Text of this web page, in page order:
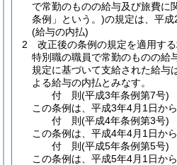
で常勤のものの給与及び旅費に
条例」という。)の規定は、平成
(給与の内払)
2
改正後の条例の規定を適用す
特別職の職員で常勤のものの給
規定に基づいて支給された給与
よる給与の内払とみなす。
付 則(平成3年条例第7号)
この条例は、平成3年4月1日から
付 則(平成4年条例第3号)
この条例は、平成4年4月1日から
付 則(平成5年条例第5号)
この条例は、平成5年4月1日から